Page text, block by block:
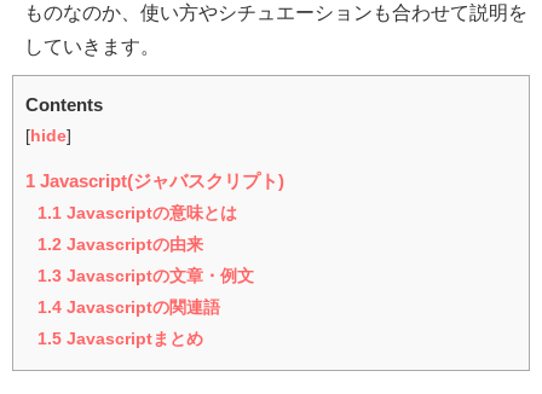
ものなのか、使い方やシチュエーションも合わせて説明を
していきます。
Contents
[ hide]
1 Javascript(ジャバスクリプト)
1.1 Javascriptの意味とは
1.2 Javascriptの由来
1.3 Javascriptの文章・例文
1.4 Javascriptの関連語
1.5 Javascriptまとめ